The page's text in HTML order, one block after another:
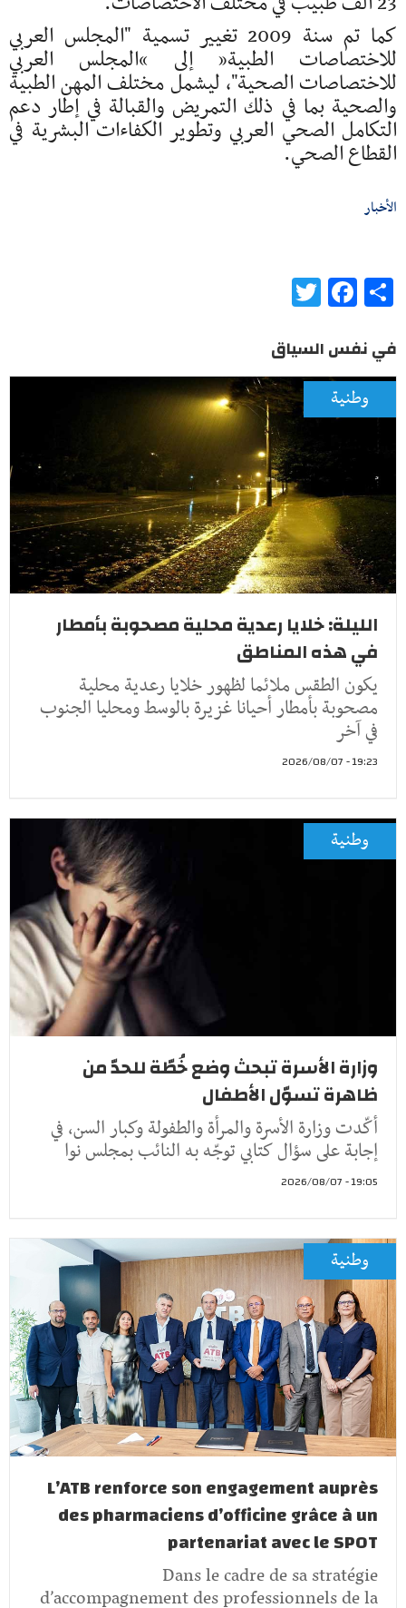
كما تم سنة 2009 تغيير تسمية "المجلس العربي
للاختصاصات الطبية” إلى “المجلس العربي
للاختصاصات الصحية"، ليشمل مختلف المهن الطبية
والصحية بما في ذلك التمريض والقبالة في إطار دعم
التكامل الصحي العربي وتطوير الكفاءات البشرية في
القطاع الصحي.
الأخبار
Share
Facebook
في نفس السياق
وطنية
الليلة: خلايا رعدية محلية مصحوبة بأمطار
في هذه المناطق
يكون الطقس ملائما لظهور خلايا رعدية محلية
مصحوبة بأمطار أحيانا غزيرة بالوسط ومحليا الجنوب
في آخر
19:23 - 2026/08/07
وطنية
وزارة الأسرة تبحث وضع خُطّة للحدّ من
ظاهرة تسوّل الأطفال
أكّدت وزارة الأسرة والمرأة والطفولة وكبار السن، في
إجابة على سؤال كتابي توجّه به النائب بمجلس نوا
19:05 - 2026/08/07
وطنية
L’ATB renforce son engagement auprès
des pharmaciens d’officine grâce à un
partenariat avec le SPOT
Dans le cadre de sa stratégie
d’accompagnement des professionnels de la